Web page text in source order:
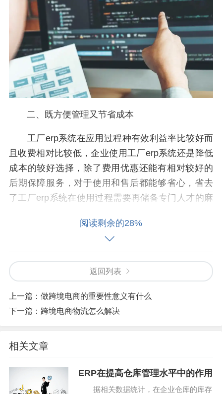
二、既方便管理又节省成本
工厂erp系统在应用过程种有效利益率比较好而
且收费相对比较低，企业使用工厂erp系统还是降低
成本的较好选择，除了费用优惠还能有相对较好的
后期保障服务，对于使用和售后都能够省心，省去
了工厂erp系统在使用过程需要再储备专门人才的麻
三、为企业个性化定制更有特色
工厂erp系统的口碑在使用中得到好评也是有目
共睹的，服务好售后好的工厂erp系统降低了企业运
营过程中发风险性和良性发展机制，在为企业定制
过程中采用企业特点和自身优势结合的功能，有效
工厂erp系统市场需求大已经日趋明显，越来越
多的企业注意到智能化信息化管理带来的好处，工
厂erp系统是企业一次小投入高回报价值的体现，从
阅读剩余的28%
返回列表
上一篇： 做跨境电商的重要性意义有什么
下一篇： 跨境电商物流怎么解决
相关文章
ERP在提高仓库管理水平中的作用
据相关数据统计，在企业仓库的库存